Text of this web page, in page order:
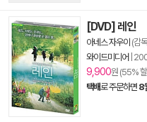
[DVD] 레인
아네스 자우이 (감
와이드미디어
9,900원 (55%
택배로 주문하면 8